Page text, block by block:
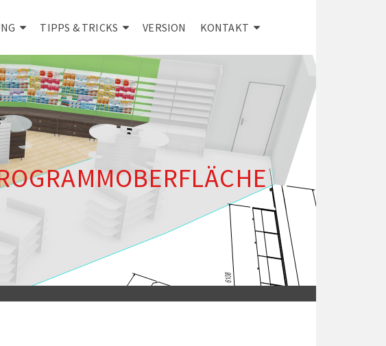
TIPPS & TRICKS VERSION KONTAKT